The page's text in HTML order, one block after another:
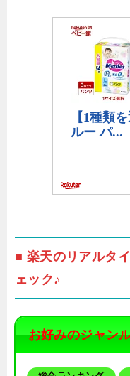
■ 楽天のリアルタ
ェック♪
お好みのジャン